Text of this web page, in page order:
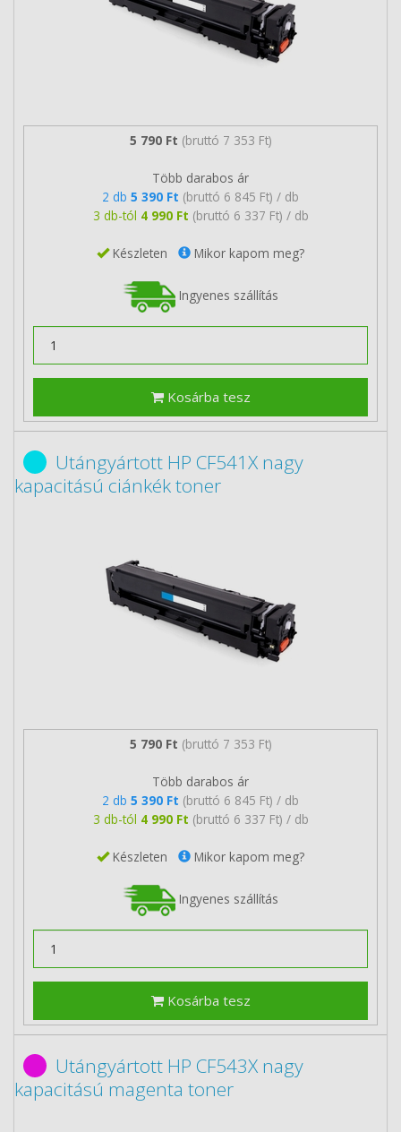
5 790 Ft (bruttó 7 353 Ft)
Több darabos ár
2 db 5 390 Ft (bruttó 6 845 Ft) / db
3 db-tól 4 990 Ft (bruttó 6 337 Ft) / db
Készleten Mikor kapom meg?
Ingyenes szállítás
Kosárba tesz
Utángyártott HP CF541X nagy
kapacitású ciánkék toner
5 790 Ft (bruttó 7 353 Ft)
Több darabos ár
2 db 5 390 Ft (bruttó 6 845 Ft) / db
3 db-tól 4 990 Ft (bruttó 6 337 Ft) / db
Készleten Mikor kapom meg?
Ingyenes szállítás
Kosárba tesz
Utángyártott HP CF543X nagy
kapacitású magenta toner